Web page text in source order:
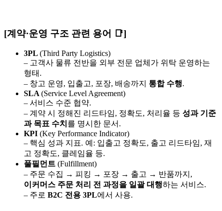
[계약·운영 구조 관련 용어 📑]
3PL (Third Party Logistics)
– 고객사 물류 전반을 외부 전문 업체가 위탁 운영하는
형태.
– 창고 운영, 입출고, 포장, 배송까지 통합 수행.
SLA (Service Level Agreement)
– 서비스 수준 협약.
– 계약 시 정해진 리드타임, 정확도, 처리율 등 성과 기준
과 목표 수치 를 명시한 문서.
KPI (Key Performance Indicator)
– 핵심 성과 지표. 예: 입출고 정확도, 출고 리드타임, 재
고 정확도, 클레임율 등.
풀필먼트 (Fulfillment)
– 주문 수집 → 피킹 → 포장 → 출고 → 반품까지,
이커머스 주문 처리 전 과정을 일괄 대행하는 서비스.
– 주로 B2C 전용 3PL에서 사용.